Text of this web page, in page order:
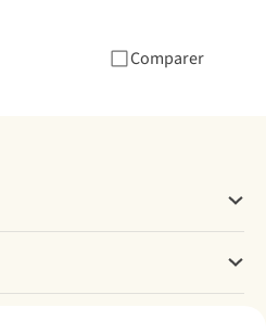
Comparer